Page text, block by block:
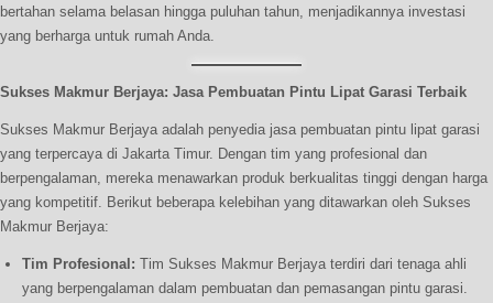
bertahan selama belasan hingga puluhan tahun, menjadikannya investasi
yang berharga untuk rumah Anda.
Sukses Makmur Berjaya: Jasa Pembuatan Pintu Lipat Garasi Terbaik
Sukses Makmur Berjaya adalah penyedia jasa pembuatan pintu lipat garasi
yang terpercaya di Jakarta Timur. Dengan tim yang profesional dan
berpengalaman, mereka menawarkan produk berkualitas tinggi dengan harga
yang kompetitif. Berikut beberapa kelebihan yang ditawarkan oleh Sukses
Makmur Berjaya:
Tim Profesional: Tim Sukses Makmur Berjaya terdiri dari tenaga ahli
yang berpengalaman dalam pembuatan dan pemasangan pintu garasi.